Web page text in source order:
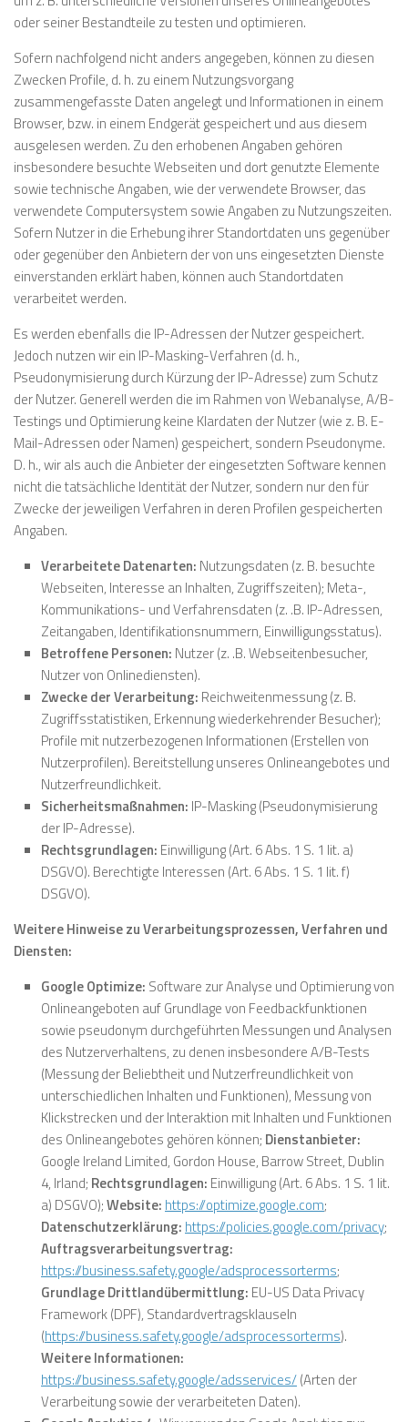
oder seiner Bestandteile zu testen und optimieren.
Sofern nachfolgend nicht anders angegeben, können zu diesen
Zwecken Profile, d. h. zu einem Nutzungsvorgang
zusammengefasste Daten angelegt und Informationen in einem
Browser, bzw. in einem Endgerät gespeichert und aus diesem
ausgelesen werden. Zu den erhobenen Angaben gehören
insbesondere besuchte Webseiten und dort genutzte Elemente
sowie technische Angaben, wie der verwendete Browser, das
verwendete Computersystem sowie Angaben zu Nutzungszeiten.
Sofern Nutzer in die Erhebung ihrer Standortdaten uns gegenüber
oder gegenüber den Anbietern der von uns eingesetzten Dienste
einverstanden erklärt haben, können auch Standortdaten
verarbeitet werden.
Es werden ebenfalls die IP-Adressen der Nutzer gespeichert.
Jedoch nutzen wir ein IP-Masking-Verfahren (d. h.,
Pseudonymisierung durch Kürzung der IP-Adresse) zum Schutz
der Nutzer. Generell werden die im Rahmen von Webanalyse, A/B-
Testings und Optimierung keine Klardaten der Nutzer (wie z. B. E-
Mail-Adressen oder Namen) gespeichert, sondern Pseudonyme.
D. h., wir als auch die Anbieter der eingesetzten Software kennen
nicht die tatsächliche Identität der Nutzer, sondern nur den für
Zwecke der jeweiligen Verfahren in deren Profilen gespeicherten
Angaben.
Verarbeitete Datenarten: Nutzungsdaten (z. B. besuchte
Webseiten, Interesse an Inhalten, Zugriffszeiten); Meta-,
Kommunikations- und Verfahrensdaten (z. .B. IP-Adressen,
Zeitangaben, Identifikationsnummern, Einwilligungsstatus).
Betroffene Personen: Nutzer (z. .B. Webseitenbesucher,
Nutzer von Onlinediensten).
Zwecke der Verarbeitung: Reichweitenmessung (z. B.
Zugriffsstatistiken, Erkennung wiederkehrender Besucher);
Profile mit nutzerbezogenen Informationen (Erstellen von
Nutzerprofilen). Bereitstellung unseres Onlineangebotes und
Nutzerfreundlichkeit.
Sicherheitsmaßnahmen: IP-Masking (Pseudonymisierung
der IP-Adresse).
Rechtsgrundlagen: Einwilligung (Art. 6 Abs. 1 S. 1 lit. a)
DSGVO). Berechtigte Interessen (Art. 6 Abs. 1 S. 1 lit. f)
DSGVO).
Weitere Hinweise zu Verarbeitungsprozessen, Verfahren und
Diensten:
Google Optimize: Software zur Analyse und Optimierung von
Onlineangeboten auf Grundlage von Feedbackfunktionen
sowie pseudonym durchgeführten Messungen und Analysen
des Nutzerverhaltens, zu denen insbesondere A/B-Tests
(Messung der Beliebtheit und Nutzerfreundlichkeit von
unterschiedlichen Inhalten und Funktionen), Messung von
Klickstrecken und der Interaktion mit Inhalten und Funktionen
des Onlineangebotes gehören können; Dienstanbieter:
Google Ireland Limited, Gordon House, Barrow Street, Dublin
4, Irland; Rechtsgrundlagen: Einwilligung (Art. 6 Abs. 1 S. 1 lit.
a) DSGVO);Website: https://optimize.google.com;
Datenschutzerklärung: https://policies.google.com/privacy;
Auftragsverarbeitungsvertrag:
https://business.safety.google/adsprocessorterms;
Grundlage Drittlandübermittlung: EU-US Data Privacy
Framework (DPF), Standardvertragsklauseln
(https://business.safety.google/adsprocessorterms).
Weitere Informationen:
https://business.safety.google/adsservices/(Arten der
Verarbeitung sowie der verarbeiteten Daten).